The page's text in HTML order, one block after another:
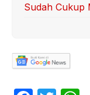
Sudah Cukup